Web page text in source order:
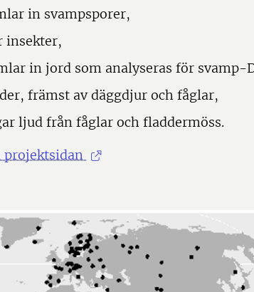
in svampsporer,
insekter,
in jord som analyseras för svamp-
främst av däggdjur och fåglar,
ljud från fåglar och fladdermöss.
projektsidan